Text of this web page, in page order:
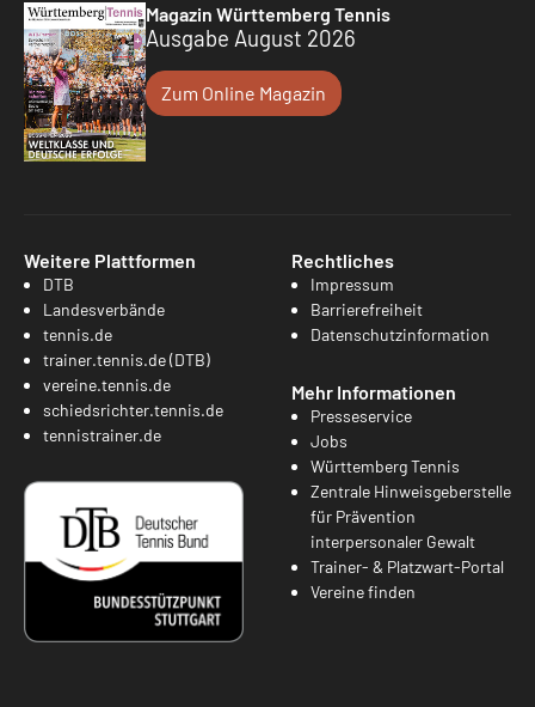
Magazin Württemberg Tennis
Ausgabe August 2026
Zum Online Magazin
Weitere Plattformen
DTB
Landesverbände
tennis.de
trainer.tennis.de (DTB)
vereine.tennis.de
schiedsrichter.tennis.de
tennistrainer.de
Rechtliches
Impressum
Barrierefreiheit
Datenschutzinformation
Mehr Informationen
Presseservice
Jobs
Württemberg Tennis
Zentrale Hinweisgeberstelle
für Prävention
interpersonaler Gewalt
Trainer- & Platzwart-Portal
Vereine finden